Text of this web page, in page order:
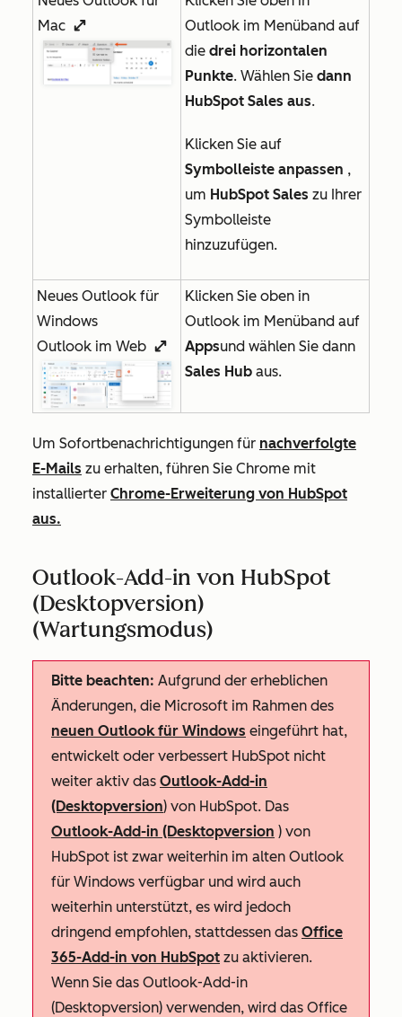
Mac enlargeIcon
Outlook im Menüband auf
die drei horizontalen
Punkte. Wählen Sie dann
HubSpot Sales aus.
Klicken Sie auf
Symbolleiste anpassen ,
um HubSpot Sales zu Ihrer
Symbolleiste
hinzuzufügen.
Neues Outlook für
Windows
Outlook im Web enlargeIcon
Klicken Sie oben in
Outlook im Menüband auf
Appsund wählen Sie dann
Sales Hub aus.
Um Sofortbenachrichtigungen für nachverfolgte
E-Mails zu erhalten, führen Sie Chrome mit
installierter Chrome-Erweiterung von HubSpot
aus.
Outlook-Add-in von HubSpot
(Desktopversion)
(Wartungsmodus)
Bitte beachten: Aufgrund der erheblichen
Änderungen, die Microsoft im Rahmen des
neuen Outlook für Windows eingeführt hat,
entwickelt oder verbessert HubSpot nicht
weiter aktiv das Outlook-Add-in
(Desktopversion) von HubSpot. Das
Outlook-Add-in (Desktopversion ) von
HubSpot ist zwar weiterhin im alten Outlook
für Windows verfügbar und wird auch
weiterhin unterstützt, es wird jedoch
dringend empfohlen, stattdessen das Office
365-Add-in von HubSpot zu aktivieren.
Wenn Sie das Outlook-Add-in
(Desktopversion) verwenden, wird das Office